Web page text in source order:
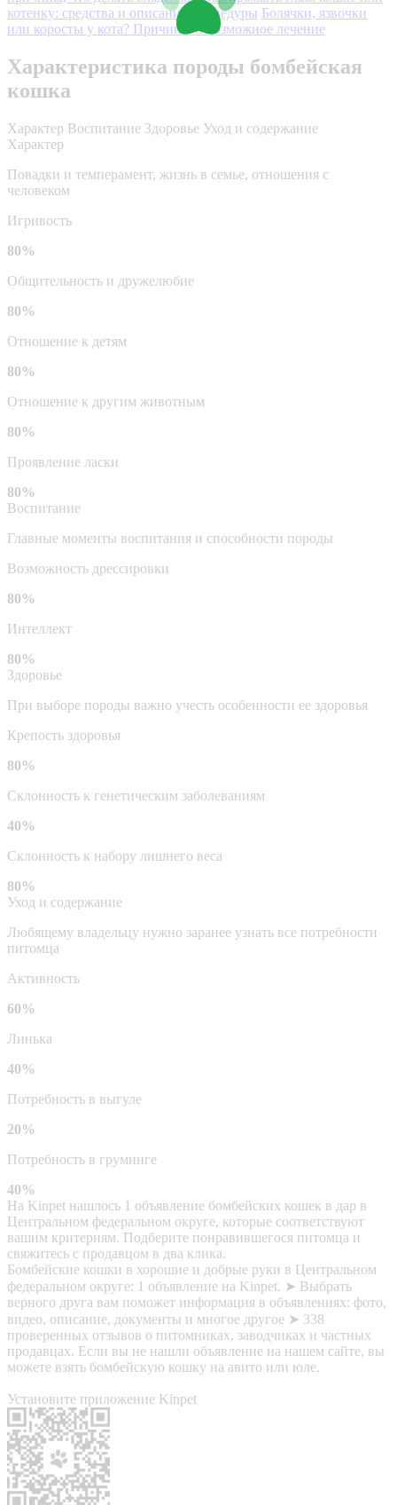
котенку: средства и описание процедуры Болячки, язвочки
или коросты у кота? Причины и возможное лечение
Характеристика породы бомбейская
кошка
Характер Воспитание Здоровье Уход и содержание
Характер
Повадки и темперамент, жизнь в семье, отношения с
человеком
Игривость
80%
Общительность и дружелюбие
80%
Отношение к детям
80%
Отношение к другим животным
80%
Проявление ласки
80%
Воспитание
Главные моменты воспитания и способности породы
Возможность дрессировки
80%
Интеллект
80%
Здоровье
При выборе породы важно учесть особенности ее здоровья
Крепость здоровья
80%
Склонность к генетическим заболеваниям
40%
Склонность к набору лишнего веса
80%
Уход и содержание
Любящему владельцу нужно заранее узнать все потребности
питомца
Активность
60%
Линька
40%
Потребность в выгуле
20%
Потребность в груминге
40%
На Kinpet нашлось 1 объявление бомбейских кошек в дар в
Центральном федеральном округе, которые соответствуют
вашим критериям. Подберите понравившегося питомца и
свяжитесь с продавцом в два клика.
Бомбейские кошки в хорошие и добрые руки в Центральном
федеральном округе: 1 объявление на Kinpet. ➤ Выбрать
верного друга вам поможет информация в объявлениях: фото,
видео, описание, документы и многое другое ➤ 338
проверенных отзывов о питомниках, заводчиках и частных
продавцах. Если вы не нашли объявление на нашем сайте, вы
можете взять бомбейскую кошку на авито или юле.
Установите приложение Kinpet